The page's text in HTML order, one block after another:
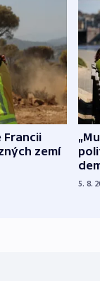
Francii
zemí
5. 8.